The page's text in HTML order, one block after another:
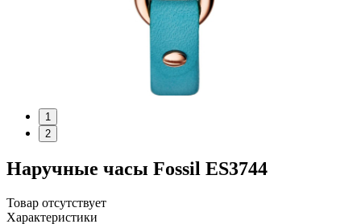
1
2
Наручные часы Fossil ES3744
Товар отсутствует
Характеристики